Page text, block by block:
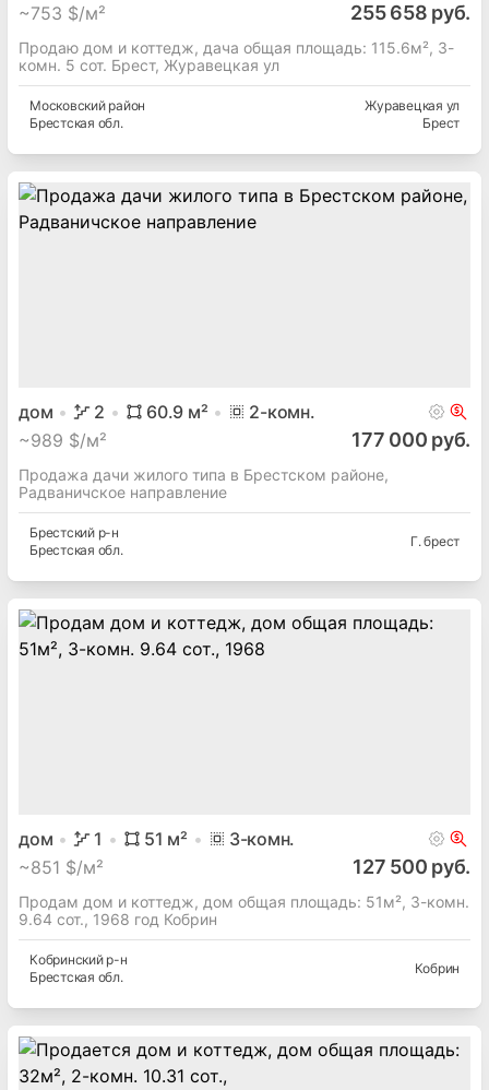
~753 $/м² 255 658 руб.
Продаю дом и коттедж, дача общая площадь: 115.6м², 3-
комн. 5 сот. Брест, Журавецкая ул
Московскийрайон
Брестская обл.
Журавецкая ул
Брест
дом 2 60.9 м² 2-комн.
~989 $/м² 177 000 руб.
Продажа дачи жилого типа в Брестском районе,
Радваничское направление
Брестский р-н
Брестская обл.
Г. брест
дом 1 51 м² 3-комн.
~851 $/м² 127 500 руб.
Продам дом и коттедж, дом общая площадь: 51м², 3-комн.
9.64 сот., 1968 год Кобрин
Кобринский р-н
Брестская обл.
Кобрин